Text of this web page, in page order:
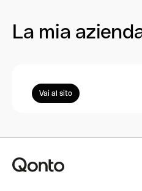
La mia
Vai al sito